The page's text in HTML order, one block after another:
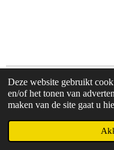
Deze website gebruikt
en/of het tonen van
maken van de site gaat u
© 2018